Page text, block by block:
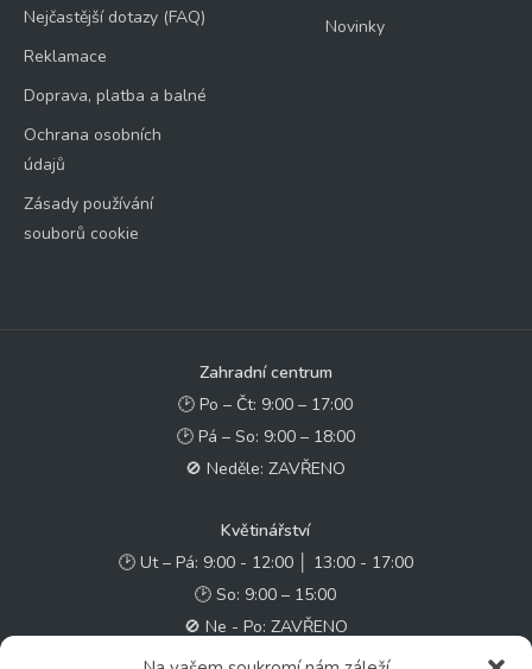
Nejčastější dotazy (FAQ)
Reklamace
Doprava, platba a balné
Ochrana osobních
údajů
Zásady používání
souborů cookie
Novinky
Zahradní centrum
🕑 Po – Čt: 9:00 – 17:00
🕑 Pá – So: 9:00 – 18:00
🚫 Neděle: ZAVŘENO
Květinářství
🕑 Ut – Pá: 9:00 - 12:00 │ 13:00 - 17:00
🕑 So: 9:00 – 15:00
🚫 Ne - Po: ZAVŘENO